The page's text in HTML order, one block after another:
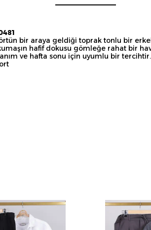
bir araya geldiği toprak tonlu bir
hafif dokusu gömleğe rahat bir
ve hafta sonu için uyumlu bir